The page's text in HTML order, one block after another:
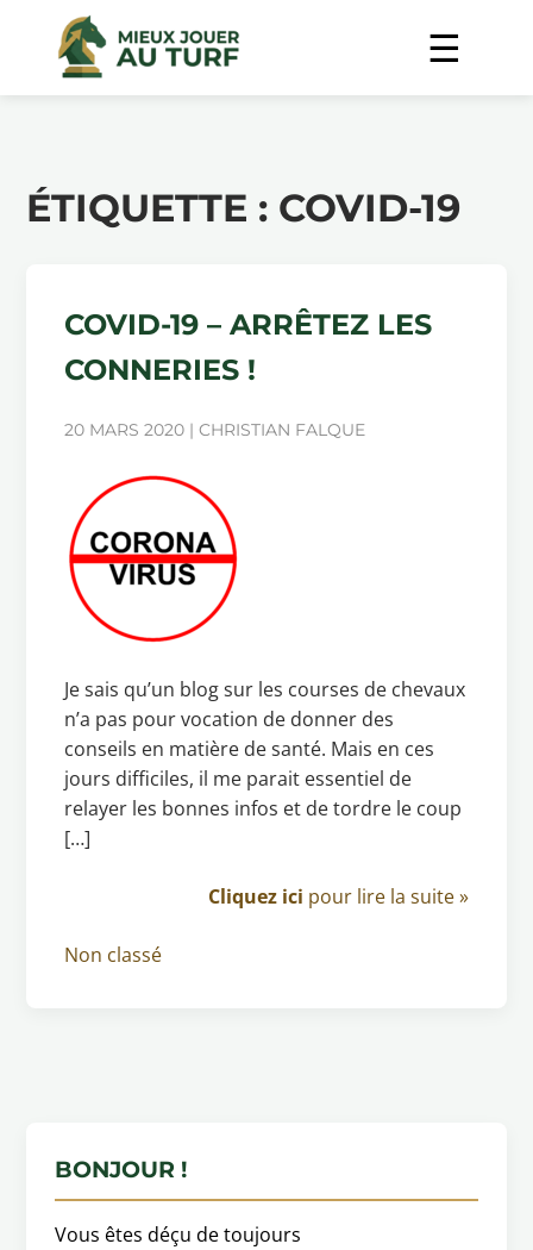
ÉTIQUETTE : COVID-19
COVID-19 – ARRÊTEZ LES
CONNERIES !
20 MARS 2020 | CHRISTIAN FALQUE
Je sais qu’un blog sur les courses de chevaux
n’a pas pour vocation de donner des
conseils en matière de santé. Mais en ces
jours difficiles, il me parait essentiel de
relayer les bonnes infos et de tordre le coup
[…]
Cliquez ici pour lire la suite »
Non classé
BONJOUR !
Vous êtes déçu de toujours